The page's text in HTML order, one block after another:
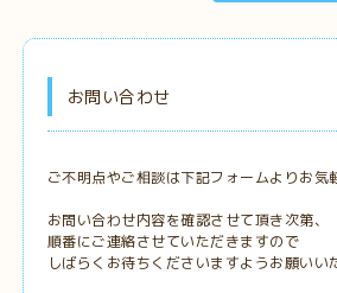
お問い合わせ
ご不明点やご相談は下記フォームよりお気
お問い合わせ内容を確認させて頂き次第、
順番にご連絡させていただきますので
しばらくお待ちくださいますようお願いい